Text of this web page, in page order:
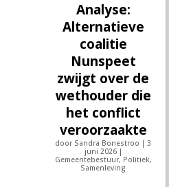
Analyse:
Alternatieve
coalitie
Nunspeet
zwijgt over de
wethouder die
het conflict
veroorzaakte
door Sandra Bonestroo |3
juni 2026|
Gemeentebestuur, Politiek,
Samenleving